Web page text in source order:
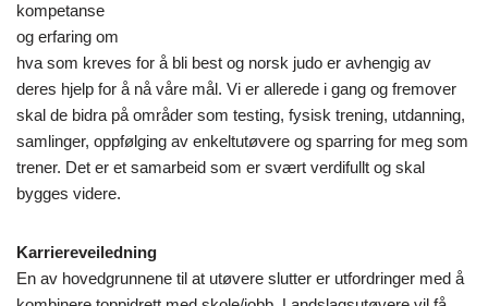
kompetanse
og erfaring om
hva som kreves for å bli best og norsk judo er avhengig av
deres hjelp for å nå våre mål. Vi er allerede i gang og fremover
skal de bidra på områder som testing, fysisk trening, utdanning,
samlinger, oppfølging av enkeltutøvere og sparring for meg som
trener. Det er et samarbeid som er svært verdifullt og skal
bygges videre.
Karriereveiledning
En av hovedgrunnene til at utøvere slutter er utfordringer med å